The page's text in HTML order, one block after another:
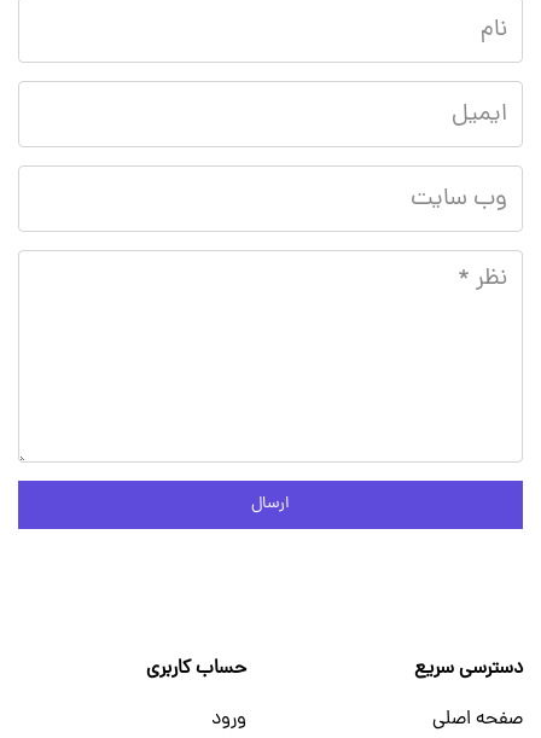
ارسال
دسترسی سریع
صفحه اصلی
حساب کاربری
ورود